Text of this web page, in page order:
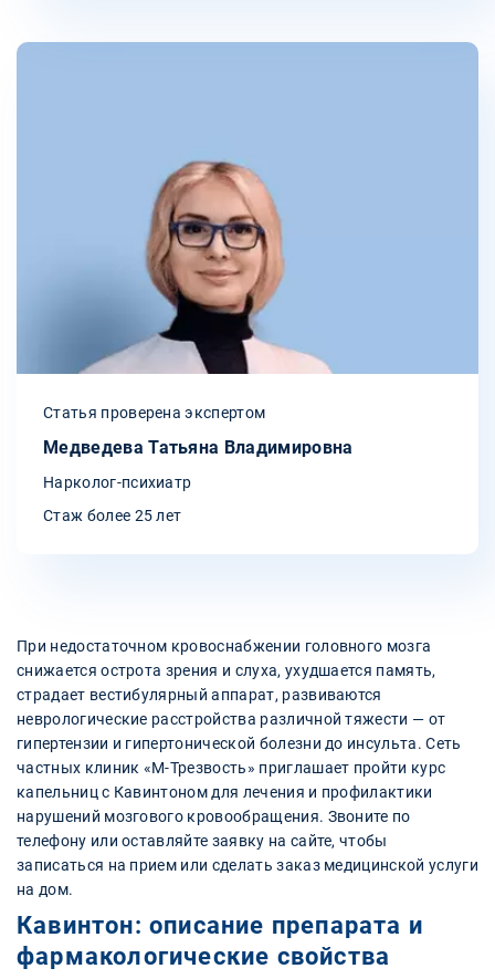
Статья проверена экспертом
Медведева Татьяна Владимировна
Нарколог-психиатр
Стаж более 25 лет
При недостаточном кровоснабжении головного мозга
снижается острота зрения и слуха, ухудшается память,
страдает вестибулярный аппарат, развиваются
неврологические расстройства различной тяжести — от
гипертензии и гипертонической болезни до инсульта. Сеть
частных клиник «М-Трезвость» приглашает пройти курс
капельниц с Кавинтоном для лечения и профилактики
нарушений мозгового кровообращения. Звоните по
телефону или оставляйте заявку на сайте, чтобы
записаться на прием или сделать заказ медицинской услуги
на дом.
Кавинтон: описание препарата и
фармакологические свойства